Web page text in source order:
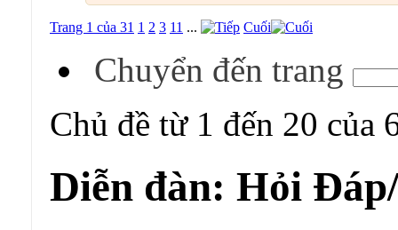
Trang 1 của 31 1 2 3 11 ... Cuối
Chuyển đến trang
Chủ đề từ 1 đến 20 của
Diễn đàn: Hỏi